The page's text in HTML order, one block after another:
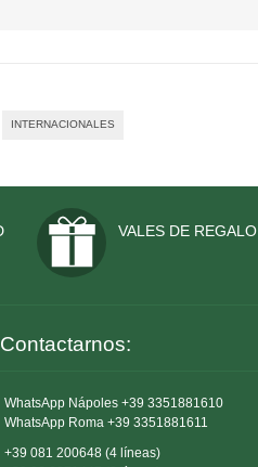
INTERNACIONALES
VALES DE REGALO
WhatsApp Nápoles +39 3351881610
WhatsApp Roma +39 3351881611
+39 081 200648 (4 líneas)